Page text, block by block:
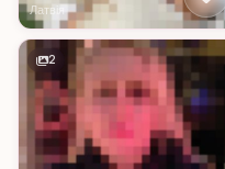
Латвія
2